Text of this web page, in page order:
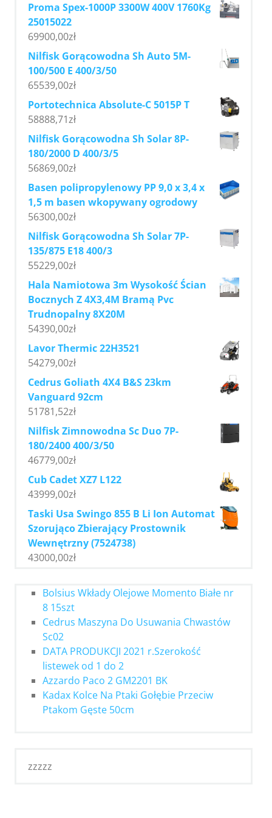
Proma Spex-1000P 3300W 400V 1760Kg
25015022
69900,00zł
Nilfisk Gorącowodna Sh Auto 5M-
100/500 E 400/3/50
65539,00zł
Portotechnica Absolute-C 5015P T
58888,71zł
Nilfisk Gorącowodna Sh Solar 8P-
180/2000 D 400/3/5
56869,00zł
Basen polipropylenowy PP 9,0 x 3,4 x
1,5 m basen wkopywany ogrodowy
56300,00zł
Nilfisk Gorącowodna Sh Solar 7P-
135/875 E18 400/3
55229,00zł
Hala Namiotowa 3m Wysokość Ścian
Bocznych Z 4X3,4M Bramą Pvc
Trudnopalny 8X20M
54390,00zł
Lavor Thermic 22H3521
54279,00zł
Cedrus Goliath 4X4 B&S 23km
Vanguard 92cm
51781,52zł
Nilfisk Zimnowodna Sc Duo 7P-
180/2400 400/3/50
46779,00zł
Cub Cadet XZ7 L122
43999,00zł
Taski Usa Swingo 855 B Li Ion Automat
Szorująco Zbierający Prostownik
Wewnętrzny (7524738)
43000,00zł
Bolsius Wkłady Olejowe Momento Białe nr
8 15szt
Cedrus Maszyna Do Usuwania Chwastów
Sc02
DATA PRODUKCJI 2021 r.Szerokość
listewek od 1 do 2
Azzardo Paco 2 GM2201 BK
Kadax Kolce Na Ptaki Gołębie Przeciw
Ptakom Gęste 50cm
zzzzz